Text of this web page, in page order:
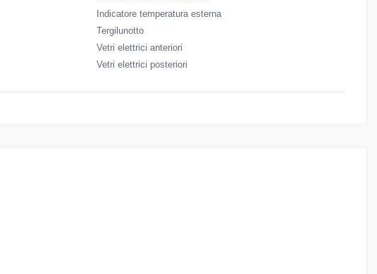
Indicatore temperatura esterna
Tergilunotto
Vetri elettrici anteriori
Vetri elettrici posteriori